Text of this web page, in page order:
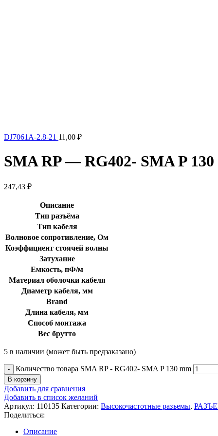
DJ7061A-2.8-21 11,00 ₽
SMA RP — RG402- SMA P
247,43 ₽
Описание
Тип разъёма
Тип кабеля
Волновое сопротивление, Ом
Коэффициент стоячей волны
Затухание
Емкость, пФ/м
Материал оболочки кабеля
Диаметр кабеля, мм
Brand
Длина кабеля, мм
Способ монтажа
Вес брутто
5 в наличии (может быть предзаказано)
Количество товара SMA RP - RG402- SMA P 130 mm
В корзину
Добавить для сравнения
Добавить в список желаний
Артикул: 110135 Категории: Высокочастотные разъемы,
Поделиться:
Описание